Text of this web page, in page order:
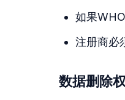
如果
注册商必
数据删除